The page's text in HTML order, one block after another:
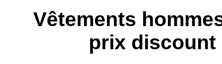
Vêtements
prix discount